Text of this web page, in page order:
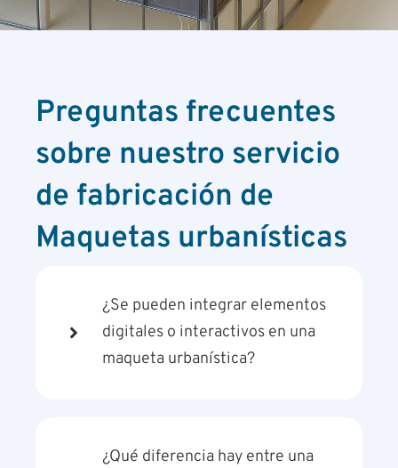
Preguntas frecuentes
sobre nuestro servicio
de fabricación de
Maquetas urbanísticas
¿Se pueden integrar elementos
digitales o interactivos en una
maqueta urbanística?
¿Qué diferencia hay entre una